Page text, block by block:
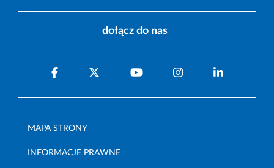
dołącz do nas
MAPA STRONY
INFORMACJE PRAWNE